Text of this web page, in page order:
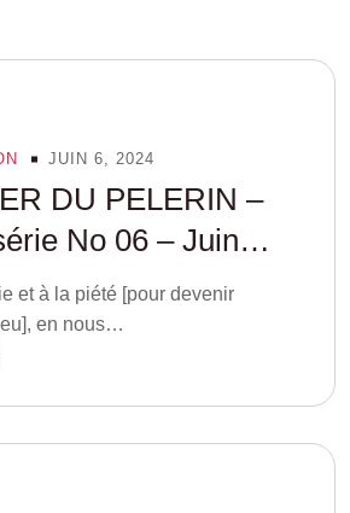
JUIN 6, 2024
DU PELERIN –
No 06 – Juin
et à la piété [pour devenir
en nous…